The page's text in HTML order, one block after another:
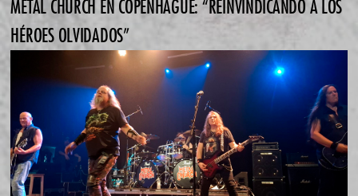
METAL CHURCH EN COPENHAGUE: “REINVINDICANDO A LOS
HÉROES OLVIDADOS”